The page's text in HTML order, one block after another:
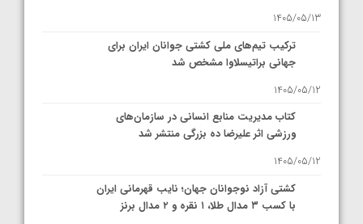
1405/05/13
ترکیب تیم‌های ملی کشتی جوانان ایران برای
جهانی براتیسلاوا مشخص شد
1405/05/12
کتاب مدیریت منابع انسانی در سازمان‌های
ورزشی اثر علیرضا ده بزرگی منتشر شد
1405/05/12
کشتی آزاد نوجوانان جهان؛ نایب قهرمانی ایران
با کسب ۳ مدال طلا، ۱ نقره و ۲ مدال برنز